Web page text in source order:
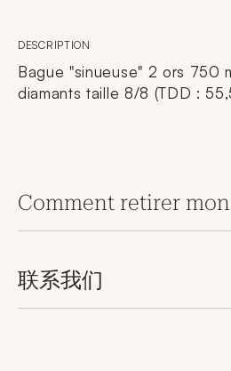
DESCRIPTION
Bague "sinueuse" 2 ors 750
diamants taille 8/8 (TDD :
Comment retirer
联系我们